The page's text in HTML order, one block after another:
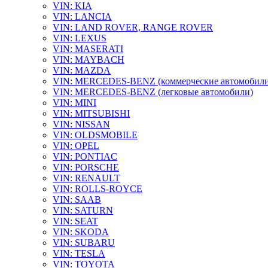
VIN: KIA
VIN: LANCIA
VIN: LAND ROVER, RANGE ROVER
VIN: LEXUS
VIN: MASERATI
VIN: MAYBACH
VIN: MAZDA
VIN: MERCEDES-BENZ (коммерческие
VIN: MERCEDES-BENZ (легковые автомобили)
VIN: MINI
VIN: MITSUBISHI
VIN: NISSAN
VIN: OLDSMOBILE
VIN: OPEL
VIN: PONTIAC
VIN: PORSCHE
VIN: RENAULT
VIN: ROLLS-ROYCE
VIN: SAAB
VIN: SATURN
VIN: SEAT
VIN: SKODA
VIN: SUBARU
VIN: TESLA
VIN: TOYOTA